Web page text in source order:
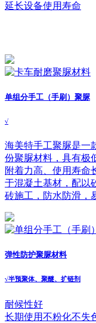
延长设备使用寿命
单组分手工（手刷）聚脲
√
海美特手工聚脲是一
份聚脲材料，具有极
附着力高、使用寿命
于混凝土基材，配以
砖施工，防水防滑，
弹性防护聚脲材料
√半预聚体、聚醚、扩链剂
耐候性好
长期使用不粉化不失